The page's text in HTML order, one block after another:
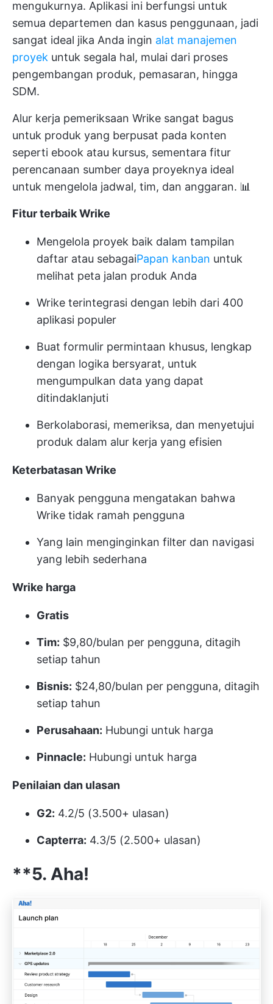
mengukurnya. Aplikasi ini berfungsi untuk
semua departemen dan kasus penggunaan, jadi
sangat ideal jika Anda ingin alat manajemen
proyek untuk segala hal, mulai dari proses
pengembangan produk, pemasaran, hingga
SDM.
Alur kerja pemeriksaan Wrike sangat bagus
untuk produk yang berpusat pada konten
seperti ebook atau kursus, sementara fitur
perencanaan sumber daya proyeknya ideal
untuk mengelola jadwal, tim, dan anggaran. 📊
Fitur terbaik Wrike
Mengelola proyek baik dalam tampilan
daftar atau sebagaiPapan kanban untuk
melihat peta jalan produk Anda
Wrike terintegrasi dengan lebih dari 400
aplikasi populer
Buat formulir permintaan khusus, lengkap
dengan logika bersyarat, untuk
mengumpulkan data yang dapat
ditindaklanjuti
Berkolaborasi, memeriksa, dan menyetujui
produk dalam alur kerja yang efisien
Keterbatasan Wrike
Banyak pengguna mengatakan bahwa
Wrike tidak ramah pengguna
Yang lain menginginkan filter dan navigasi
yang lebih sederhana
Wrike harga
Gratis
Tim: $9,80/bulan per pengguna, ditagih
setiap tahun
Bisnis: $24,80/bulan per pengguna, ditagih
setiap tahun
Perusahaan: Hubungi untuk harga
Pinnacle: Hubungi untuk harga
Penilaian dan ulasan
G2: 4.2/5 (3.500+ ulasan)
Capterra: 4.3/5 (2.500+ ulasan)
**5. Aha!